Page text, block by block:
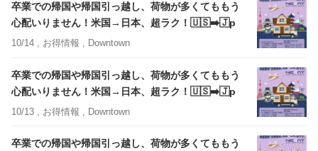
卒業での帰国や帰国引っ越し、荷物が多くてももう
心配いりません！米国→日本、超ラク！🇺🇸➡️🇯p
10/14 , お得情報 , Downtown
卒業での帰国や帰国引っ越し、荷物が多くてももう
心配いりません！米国→日本、超ラク！🇺🇸➡️🇯p
10/13 , お得情報 , Downtown
卒業での帰国や帰国引っ越し、荷物が多くてももう